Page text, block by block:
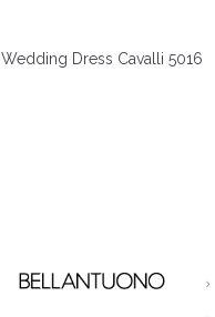
Wedding Dress Cavalli 5016